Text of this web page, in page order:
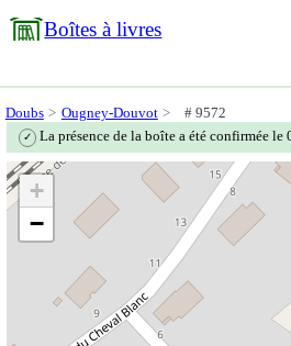
Boîtes à livres
Doubs Ougney-Douvot # 9572
✓ La présence de la boîte a été confirmée le
+
−